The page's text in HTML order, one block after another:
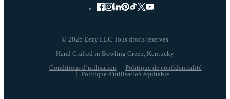
© 2026 Eezy LLC Tous droits réservés
Conditions d’utilisation
Politique de confidentialité
Politique d'utilisation équitable